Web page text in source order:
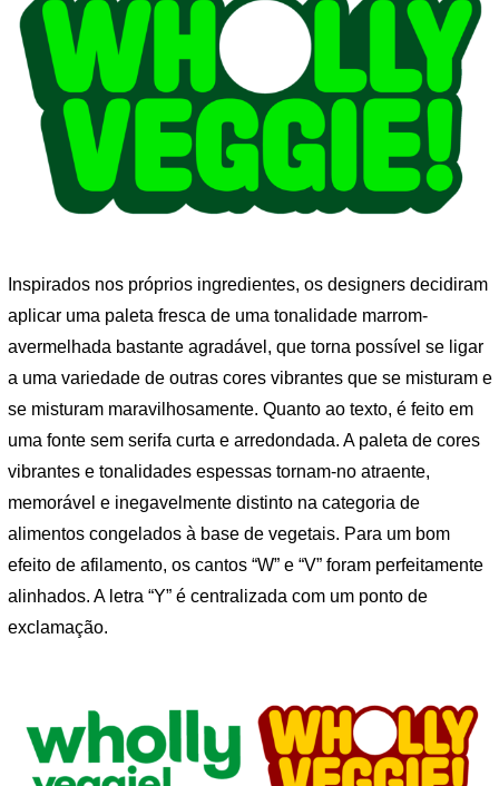
Inspirados nos próprios ingredientes, os designers decidiram
aplicar uma paleta fresca de uma tonalidade marrom-
avermelhada bastante agradável, que torna possível se ligar
a uma variedade de outras cores vibrantes que se misturam e
se misturam maravilhosamente. Quanto ao texto, é feito em
uma fonte sem serifa curta e arredondada. A paleta de cores
vibrantes e tonalidades espessas tornam-no atraente,
memorável e inegavelmente distinto na categoria de
alimentos congelados à base de vegetais. Para um bom
efeito de afilamento, os cantos “W” e “V” foram perfeitamente
alinhados. A letra “Y” é centralizada com um ponto de
exclamação.